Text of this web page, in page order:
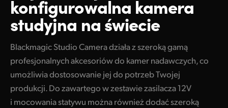
Specyfikacje
Finland
France
Germany
Hong Kong SAR, China
India
konfigurowalna kamera
studyjna na świecie
Blackmagic Studio Camera działa z szeroką gamą
profesjonalnych akcesoriów do kamer nadawczych, co
umożliwia dostosowanie jej do potrzeb Twojej
produkcji. Do zawartego w zestawie zasilacza 12V
i mocowania statywu można również dodać szeroką